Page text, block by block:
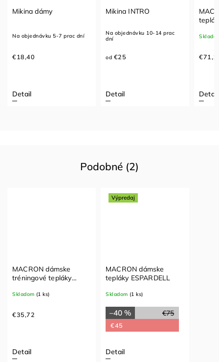
Mikina dámy
Na objednávku 5-7 prac dní
€18,40
Detail
Mikina INTRO
Na objednávku 10-14 prac
dní
od €25
Detail Detail
Podobné (2)
MACRON dámske
tréningové tepláky
Skladom (1 ks)
€35,72
Detail
Výpredaj
MACRON dámske
tepláky ESPARDELL
Skladom (1 ks)
€75
–40 %
€45
Detail